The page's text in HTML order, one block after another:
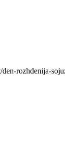
rozhdenija-